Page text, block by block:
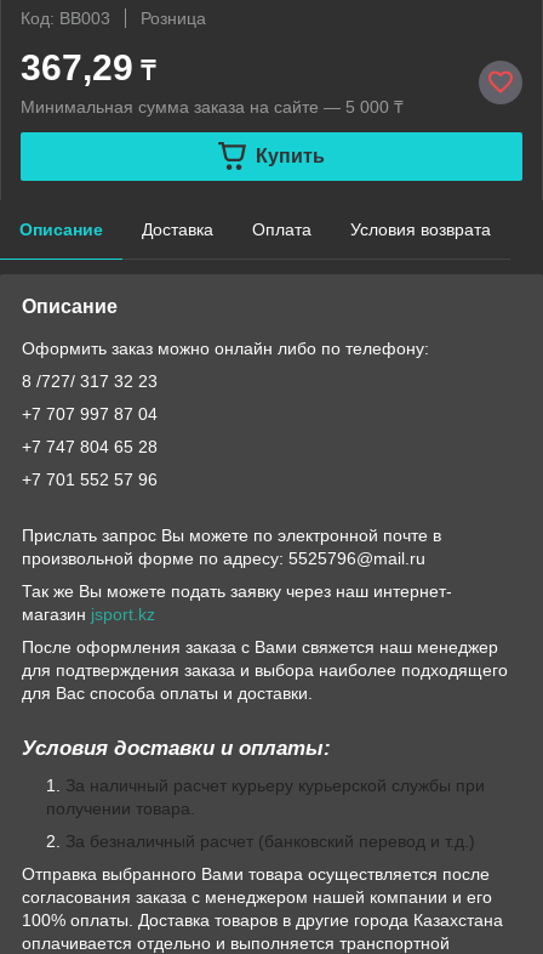
Код: BB003
Розница
367,29 ₸
Минимальная сумма заказа на сайте — 5 000 ₸
Купить
Описание Доставка Оплата Условия возврата
Описание
Оформить заказ можно онлайн либо по телефону:
8 /727/ 317 32 23
+7 707 997 87 04
+7 747 804 65 28
+7 701 552 57 96
Прислать запрос Вы можете по электронной почте в
произвольной форме по адресу: 5525796@mail.ru
Так же Вы можете подать заявку через наш интернет-
магазин jsport.kz
После оформления заказа с Вами свяжется наш менеджер
для подтверждения заказа и выбора наиболее подходящего
для Вас способа оплаты и доставки.
Условия доставки и оплаты:
За наличный расчет курьеру курьерской службы при
получении товара.
За безналичный расчет (банковский перевод и т.д.)
Отправка выбранного Вами товара осуществляется после
согласования заказа с менеджером нашей компании и его
100% оплаты. Доставка товаров в другие города Казахстана
оплачивается отдельно и выполняется транспортной